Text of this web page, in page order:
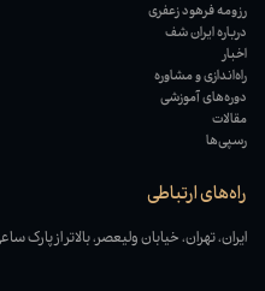
رزومه فرهود زعفری
درباره ایران شف
اخبار
راه‌اندازی و مشاوره
دوره‌های آموزشی
مقالات
رسپی‌ها
راه‌های ارتباطی
ایران، تهران، خیابان ولیعصر، بالاتر از پارک